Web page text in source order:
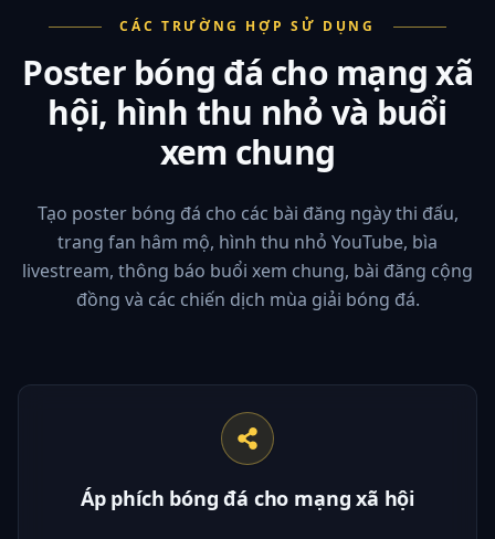
CÁC TRƯỜNG HỢP SỬ DỤNG
Poster bóng đá cho mạng xã
hội, hình thu nhỏ và buổi
xem chung
Tạo poster bóng đá cho các bài đăng ngày thi đấu,
trang fan hâm mộ, hình thu nhỏ YouTube, bìa
livestream, thông báo buổi xem chung, bài đăng cộng
đồng và các chiến dịch mùa giải bóng đá.
Áp phích bóng đá cho mạng xã hội